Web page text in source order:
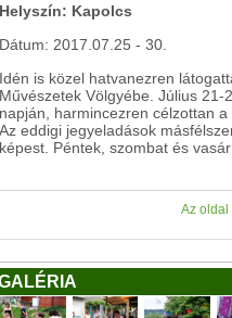
Helyszín: Kapolcs
Dátum: 2017.07.25 - 30.
Idén is közel hatvanezren
Művészetek Völgyébe. Július
napján, harmincezren célzottan
Az eddigi jegyeladások
képest. Péntek, szombat és
Az oldal